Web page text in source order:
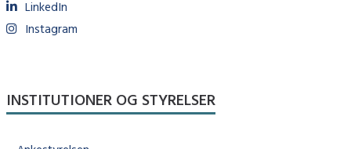
LinkedIn
Instagram
INSTITUTIONER OG STYRELSER